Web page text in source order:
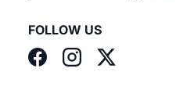
FOLLOW US
FacebookInstagramTwitter